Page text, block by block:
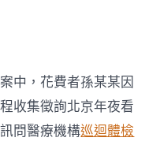
中，花費者孫某某因
收集徵詢北京年夜看
問醫療機構巡迴體檢